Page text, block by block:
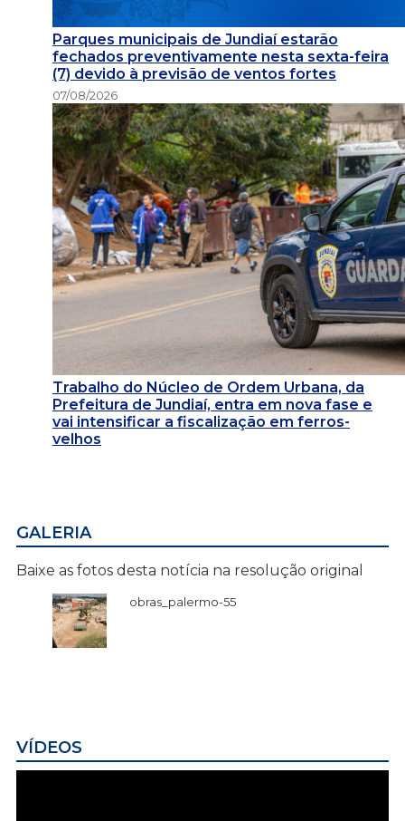
Parques municipais de Jundiaí estarão
fechados preventivamente nesta sexta-feira
(7) devido à previsão de ventos fortes
07/08/2026
Trabalho do Núcleo de Ordem Urbana, da
Prefeitura de Jundiaí, entra em nova fase e
vai intensificar a fiscalização em ferros-
velhos
GALERIA
Baixe as fotos desta notícia na resolução original
obras_palermo-55
VÍDEOS